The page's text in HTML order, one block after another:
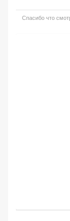
Спасибо что